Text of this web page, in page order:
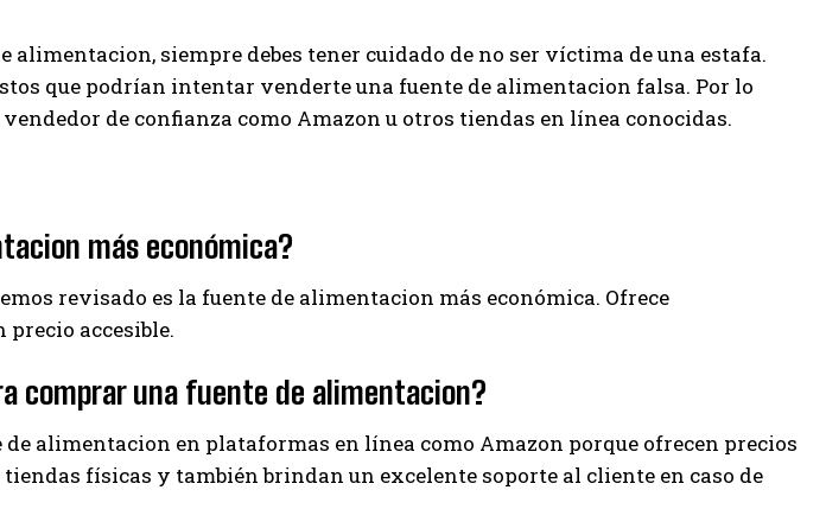
alimentacion, siempre debes tener cuidado de no ser víctima de una estafa.
que podrían intentar venderte una fuente de alimentacion falsa. Por lo
de confianza como Amazon u otros tiendas en línea conocidas.
más económica?
revisado es la fuente de alimentacion más económica. Ofrece
accesible.
comprar una fuente de alimentacion?
alimentacion en plataformas en línea como Amazon porque ofrecen precios
físicas y también brindan un excelente soporte al cliente en caso de